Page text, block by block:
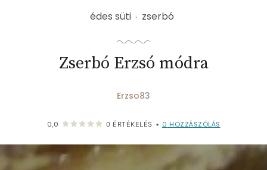
édes süti zserbó
Zserbó Erzsó módra
Erzso83
0,0 0 ÉRTÉKELÉS • 0 HOZZÁSZÓLÁS